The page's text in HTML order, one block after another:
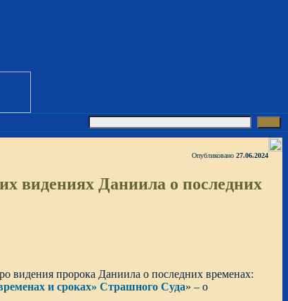
Опубликовано 27.06.2024
видениях Даниила о последних
видения пророка Даниила о последних временах:
и сроках» Страшного Суда» – о